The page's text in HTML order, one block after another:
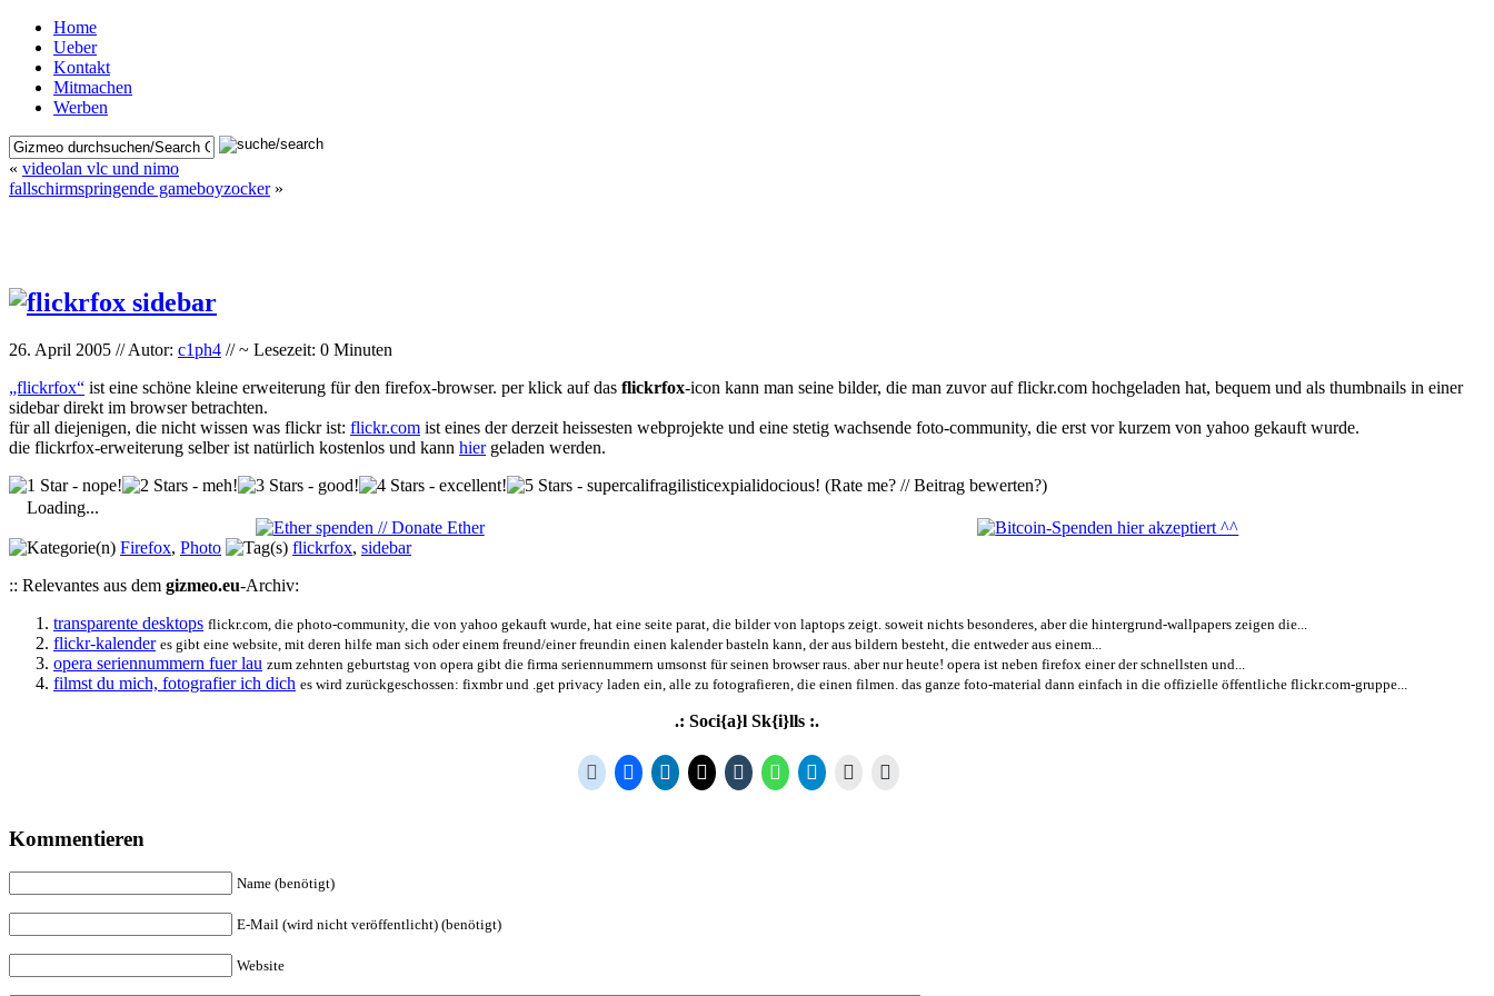
Home
Ueber
Kontakt
Mitmachen
Werben
« videolan vlc und nimo
fallschirmspringende gameboyzocker»
26. April 2005 // Autor: c1ph4 // ~ Lesezeit: 0 Minuten
„flickrfox“ ist eine schöne kleine erweiterung für den firefox-browser. per klick auf das flickrfox-icon kann man seine bilder, die man zuvor auf flickr.com hochgeladen hat, bequem und als thumbnails in einer
sidebar direkt im browser betrachten.
für all diejenigen, die nicht wissen was flickr ist: flickr.com ist eines der derzeit heissesten webprojekte und eine stetig wachsende foto-community, die erst vor kurzem von yahoo gekauft wurde.
die flickrfox-erweiterung selber ist natürlich kostenlos und kann hiergeladen werden.
(Rate me? // Beitrag bewerten?)
Loading...
Firefox, Photo flickrfox, sidebar
:: Relevantes aus dem gizmeo.eu-Archiv:
transparente desktops flickr.com, die photo-community, die von yahoo gekauft wurde, hat eine seite parat, die bilder von laptops zeigt. soweit nichts besonderes, aber die hintergrund-wallpapers zeigen die...
flickr-kalender es gibt eine website, mit deren hilfe man sich oder einem freund/einer freundin einen kalender basteln kann, der aus bildern besteht, die entweder aus einem...
opera seriennummern fuer lau zum zehnten geburtstag von opera gibt die firma seriennummern umsonst für seinen browser raus. aber nur heute! opera ist neben firefox einer der schnellsten und...
filmst du mich, fotografier ich dich es wird zurückgeschossen: fixmbr und .get privacy laden ein, alle zu fotografieren, die einen filmen. das ganze foto-material dann einfach in die offizielle öffentliche flickr.com-gruppe...
.: Soci{a}l Sk{i}lls :.
Kommentieren
Name (benötigt)
E-Mail (wird nicht veröffentlicht) (benötigt)
Website